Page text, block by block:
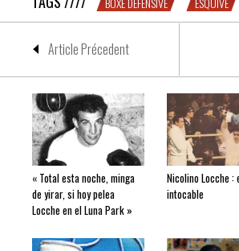
Article Précedent
« Total esta noche, minga
de yirar, si hoy pelea
Locche en el Luna Park »
Nicolino Locche :
intocable